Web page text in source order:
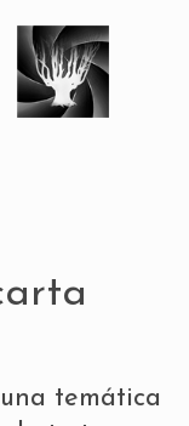
temática